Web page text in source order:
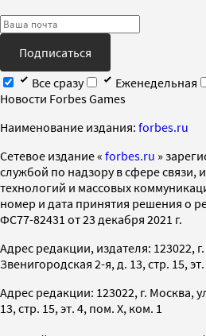
Подписаться
Все сразу
Еженедельная
Новости Forbes Games
Наименование издания: forbes.ru
Cетевое издание « forbes.ru »
службой по надзору в сфере
технологий и массовых
номер и дата принятия решения о
ФС77-82431 от 23 декабря 2021 г.
Адрес редакции, издателя: 123022,
Звенигородская 2-я, д. 13, стр. 15,
Адрес редакции: 123022, г. Москва,
13, стр. 15, эт. 4, пом. X, ком. 1